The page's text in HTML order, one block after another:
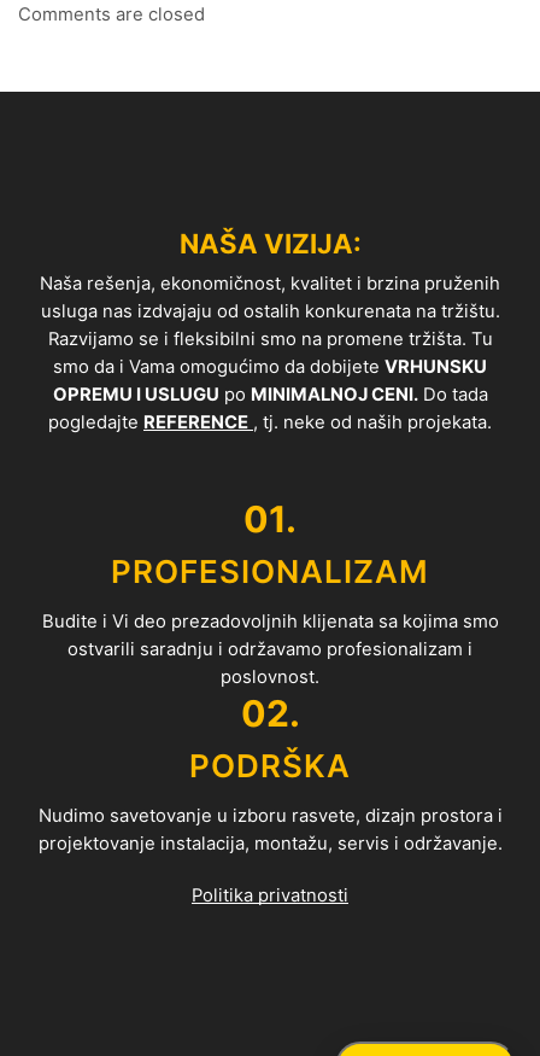
Comments are closed
NAŠA VIZIJA:
Naša rešenja, ekonomičnost, kvalitet i brzina pruženih
usluga nas izdvajaju od ostalih konkurenata na tržištu.
Razvijamo se i fleksibilni smo na promene tržišta. Tu
smo da i Vama omogućimo da dobijete VRHUNSKU
OPREMU I USLUGU po MINIMALNOJ CENI.Do tada
pogledajte REFERENCE , tj. neke od naših projekata.
01.
PROFESIONALIZAM
Budite i Vi deo prezadovoljnih klijenata sa kojima smo
ostvarili saradnju i održavamo profesionalizam i
poslovnost.
02.
PODRŠKA
Nudimo savetovanje u izboru rasvete, dizajn prostora i
projektovanje instalacija, montažu, servis i održavanje.
Politika privatnosti